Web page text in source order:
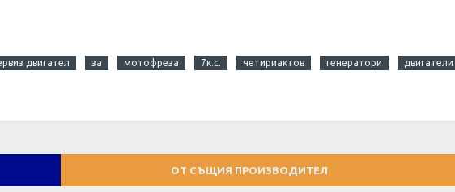
двигател за мотофреза 7к.с. четириактов генератори
ОТ СЪЩИЯ ПРОИЗВОДИТЕЛ